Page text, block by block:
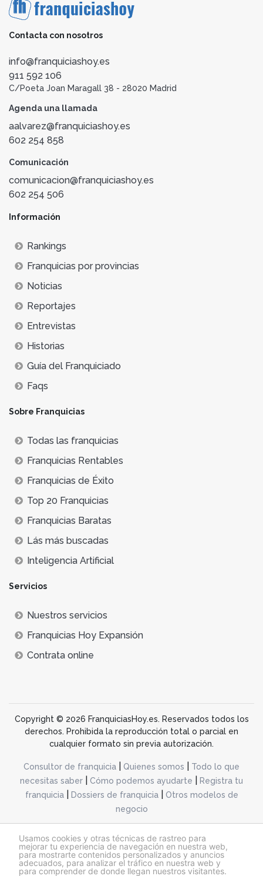
Usamos cookies y otras técnicas de rastreo para
mejorar tu experiencia de navegación en nuestra web,
para mostrarte contenidos personalizados y anuncios
adecuados, para analizar el tráfico en nuestra web y
para comprender de donde llegan nuestros visitantes.
Contacta con nosotros
info@franquiciashoy.es
911 592 106
C/Poeta Joan Maragall 38 - 28020 Madrid
Agenda una llamada
aalvarez@franquiciashoy.es
602 254 858
Comunicación
comunicacion@franquiciashoy.es
602 254 506
Información
Rankings
Franquicias por provincias
Noticias
Reportajes
Entrevistas
Historias
Guía del Franquiciado
Faqs
Sobre Franquicias
Todas las franquicias
Franquicias Rentables
Franquicias de Éxito
Top 20 Franquicias
Franquicias Baratas
Lás más buscadas
Inteligencia Artificial
Servicios
Nuestros servicios
Franquicias Hoy Expansión
Contrata online
Copyright © 2026 FranquiciasHoy.es. Reservados todos los
derechos. Prohibida la reproducción total o parcial en
cualquier formato sin previa autorización.
Consultor de franquicia Quienes somos
Todo lo que
necesitas saber
Cómo podemos ayudarte
Registra tu
franquicia| Dossiers de franquicia|
Otros modelos de
negocio
@franquiciashoy.es |Aviso legal| Política de cookies|Política de privacidad